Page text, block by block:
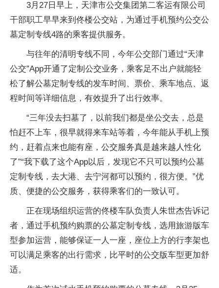
3月27日早上，天津市公交集团第二客运有限公司
干部职工早早来到佟楼公交站，为通过手机预约公交公
墓定制专线4路的乘客提供服务。
与往年的清明专线不同，今年公交部门通过“天津
公交”App开通了定制公交业务，乘客足不出户就能轻
松了解公墓定制专线的发车时间、票价、乘车地点、返
程时间等详细信息，有效提升了出行效率。
“三年没去扫墓了，以前我们都是坐公交去，总是
怕赶不上车，很早就得来车站等着，今年能从手机上预
约，赶着点来也能有座，公交服务真是越来越人性化
了”“我下载了这个App以后，发现它不只可以预约公墓
定制专线，去大港、去宁河都可以预约，很方便。”优
质、便捷的公交服务，获得乘客们的一致认可。
正在现场组织运营的佟楼车队负责人朱世杰告诉记
者，通过手机预约购票的公墓定制专线，选用旅游版车
型参加运营，能够保证一人一座，座位上方的行李架也
可以满足乘客的出行需求，比平时的公交版车型更加舒
适。